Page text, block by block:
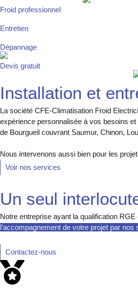
Froid professionnel
Entretien
Dépannage
Devis gratuit
Installation et
La société CFE-Climatisation Froid
expérience personnalisée à vos besoins et
de Bourgueil couvrant Saumur, Chinon,
Nous intervenons aussi bien pour les
Voir nos services
Un seul
Notre entreprise ayant la qualification
l’accompagnement de votre projet par nos
Contactez-nous